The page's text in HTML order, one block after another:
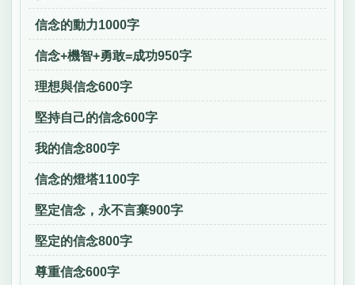
信念的動力1000字
信念+機智+勇敢=成功950字
理想與信念600字
堅持自己的信念600字
我的信念800字
信念的燈塔1100字
堅定信念，永不言棄900字
堅定的信念800字
尊重信念600字